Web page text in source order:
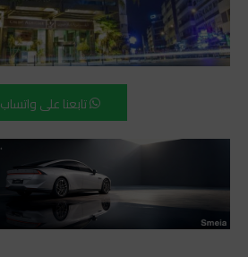
تابعنا على واتساب